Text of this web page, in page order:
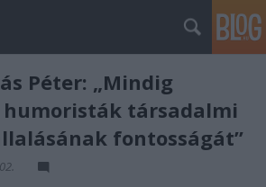
Péter: „Mindig
társadalmi
fontosságát”